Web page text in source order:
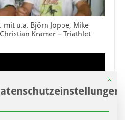
mit u.a. Björn Joppe, Mike
Kramer – Triathlet
Mit